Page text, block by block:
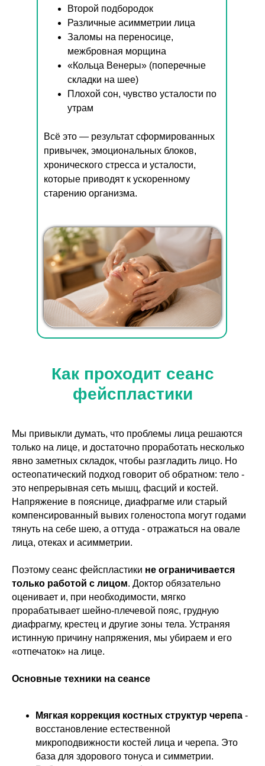
Второй подбородок
Различные асимметрии лица
Заломы на переносице,
межбровная морщина
«Кольца Венеры» (поперечные
складки на шее)
Плохой сон, чувство усталости по
утрам
Всё это — результат сформированных
привычек, эмоциональных блоков,
хронического стресса и усталости,
которые приводят к ускоренному
старению организма.
Как проходит сеанс
фейспластики
Мы привыкли думать, что проблемы лица решаются
только на лице, и достаточно проработать несколько
явно заметных складок, чтобы разгладить лицо. Но
остеопатический подход говорит об обратном: тело -
это непрерывная сеть мышц, фасций и костей.
Напряжение в пояснице, диафрагме или старый
компенсированный вывих голеностопа могут годами
тянуть на себе шею, а оттуда - отражаться на овале
лица, отеках и асимметрии.
Поэтому сеанс фейспластики не ограничивается
только работой с лицом. Доктор обязательно
оценивает и, при необходимости, мягко
прорабатывает шейно-плечевой пояс, грудную
диафрагму, крестец и другие зоны тела. Устраняя
истинную причину напряжения, мы убираем и его
«отпечаток» на лице.
Основные техники на сеансе
Мягкая коррекция костных структур черепа -
восстановление естественной
микроподвижности костей лица и черепа. Это
база для здорового тонуса и симметрии.